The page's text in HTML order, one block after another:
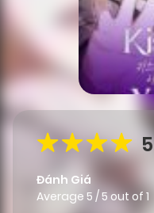
5
Đánh Giá
Average 5 /5 out of 1